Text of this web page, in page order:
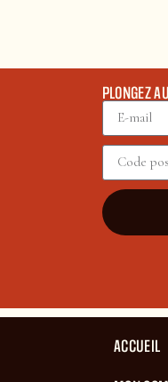
PLONGEZ
ACCUEIL